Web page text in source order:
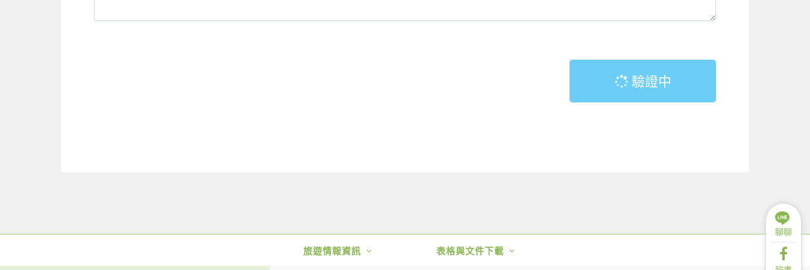
驗證中
聊聊
旅遊情報資訊 表格與文件下載